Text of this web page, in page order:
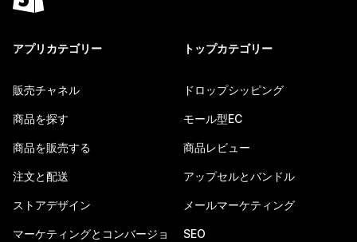
アプリカテゴリー
販売チャネル
商品を探す
商品を販売する
注文と配送
ストアデザイン
マーケティングとコンバージョ
トップカテゴリー
ドロップシッピング
モール型EC
商品レビュー
アップセルとバンドル
メールマーケティング
SEO